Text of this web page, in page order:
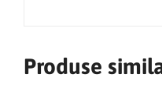
Produse